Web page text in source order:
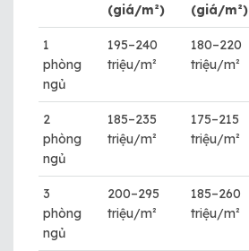
(giá/m²)
(giá/m²)
1
phòng
ngủ
195–240
triệu/m²
180–220
triệu/m²
2
phòng
ngủ
185–235
triệu/m²
175–215
triệu/m²
3
phòng
ngủ
200–295
triệu/m²
185–260
triệu/m²